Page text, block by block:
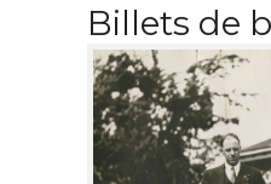
Billets de